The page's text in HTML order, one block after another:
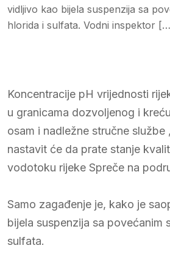
vidljivo kao bijela suspenzija sa
hlorida i sulfata. Vodni inspektor
Koncentracije pH vrijednosti
u granicama dozvoljenog i
osam i nadležne stručne službe
nastavit će da prate stanje
vodotoku rijeke Spreče na
Samo zagađenje je, kako je
bijela suspenzija sa povećanim
sulfata.